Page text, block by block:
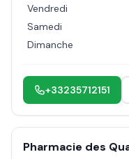
Vendredi
Samedi
Dimanche
+33235712151
Pharmacie des